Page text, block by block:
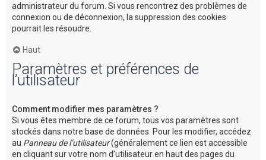
administrateur du forum. Si vous rencontrez des problèmes de
connexion ou de déconnexion, la suppression des cookies
pourrait les résoudre.
Haut
Paramètres et préférences de
l’utilisateur
Comment modifier mes paramètres ?
Si vous êtes membre de ce forum, tous vos paramètres sont
stockés dans notre base de données. Pour les modifier, accédez
au Panneau de l’utilisateur(généralement ce lien est accessible
en cliquant sur votre nom d’utilisateur en haut des pages du